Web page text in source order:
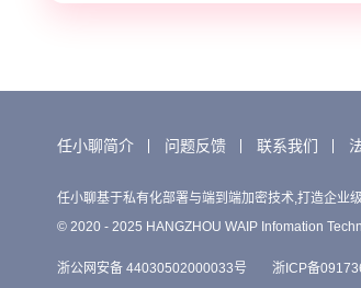
任小聊简介 问题反馈 联系我们
任小聊基于私有化部署与端到端加密技术,打造企业
© 2020 - 2025 HANGZHOU WAIP Infomation
浙公网安备 44030502000033号 浙ICP备